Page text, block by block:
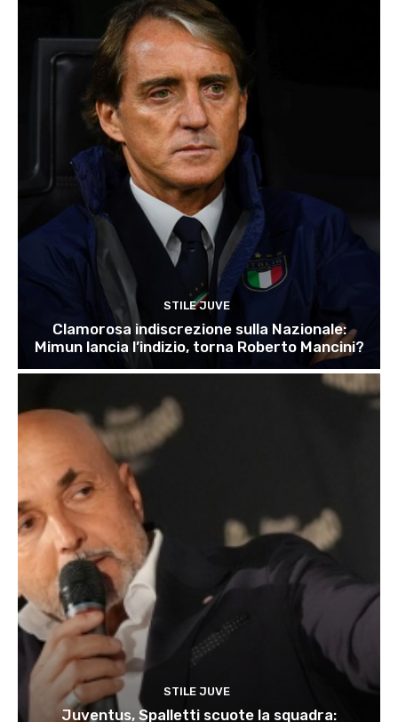
STILE JUVE
Clamorosa indiscrezione sulla Nazionale:
Mimun lancia l’indizio, torna Roberto Mancini?
STILE JUVE
Juventus, Spalletti scuote la squadra: